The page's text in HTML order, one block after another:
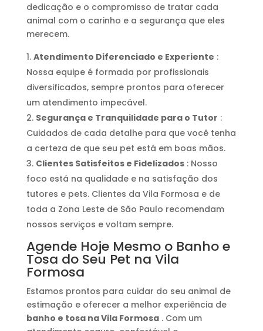
dedicação e o compromisso de tratar cada
animal com o carinho e a segurança que eles
merecem.
Atendimento Diferenciado e Experiente :
Nossa equipe é formada por profissionais
diversificados, sempre prontos para oferecer
um atendimento impecável.
Segurança e Tranquilidade para o Tutor :
Cuidados de cada detalhe para que você tenha
a certeza de que seu pet está em boas mãos.
Clientes Satisfeitos e Fidelizados: Nosso
foco está na qualidade e na satisfação dos
tutores e pets. Clientes da Vila Formosa e de
toda a Zona Leste de São Paulo recomendam
nossos serviços e voltam sempre.
Agende Hoje Mesmo o Banho e
Tosa do Seu Pet na Vila
Formosa
Estamos prontos para cuidar do seu animal de
estimação e oferecer a melhor experiência de
banho e tosa na Vila Formosa. Com um